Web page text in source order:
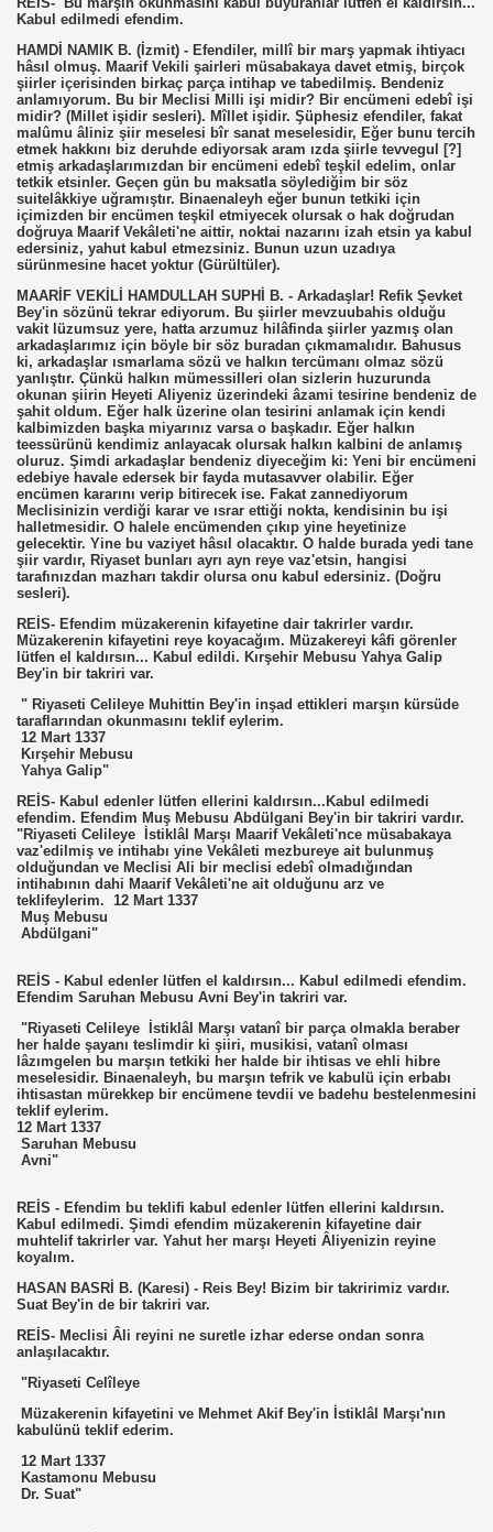
Kabul edilmedi efendim.
HAMDİ NAMIK B. (İzmit) - Efendiler, millî bir marş yapmak ihtiyacı
hâsıl olmuş. Maarif Vekili şairleri müsabakaya davet etmiş, birçok
şiirler içerisinden birkaç parça intihap ve tabedilmiş. Bendeniz
anlamıyorum. Bu bir Meclisi Milli işi midir? Bir encümeni edebî işi
midir? (Millet işidir sesleri). Mîllet işidir. Şüphesiz efendiler, fakat
malûmu âliniz şiir meselesi bîr sanat meselesidir, Eğer bunu tercih
etmek hakkını biz deruhde ediyorsak aram ızda şiirle tevvegul [?]
etmiş arkadaşlarımızdan bir encümeni edebî teşkil edelim, onlar
tetkik etsinler. Geçen gün bu maksatla söylediğim bir söz
suitelâkkiye uğramıştır. Binaenaleyh eğer bunun tetkiki için
içimizden bir encümen teşkil etmiyecek olursak o hak doğrudan
doğruya Maarif Vekâleti'ne aittir, noktai nazarını izah etsin ya kabul
edersiniz, yahut kabul etmezsiniz. Bunun uzun uzadıya
sürünmesine hacet yoktur (Gürültüler).
MAARİF VEKİLİ HAMDULLAH SUPHİ B. - Arkadaşlar! Refik Şevket
Bey'in sözünü tekrar ediyorum. Bu şiirler mevzuubahis olduğu
vakit lüzumsuz yere, hatta arzumuz hilâfinda şiirler yazmış olan
arkadaşlarımız için böyle bir söz buradan çıkmamalıdır. Bahusus
ki, arkadaşlar ısmarlama sözü ve halkın tercümanı olmaz sözü
yanlıştır. Çünkü halkın mümessilleri olan sizlerin huzurunda
okunan şiirin Heyeti Aliyeniz üzerindeki âzami tesirine bendeniz de
şahit oldum. Eğer halk üzerine olan tesirini anlamak için kendi
kalbimizden başka miyarınız varsa o başkadır. Eğer halkın
teessürünü kendimiz anlayacak olursak halkın kalbini de anlamış
oluruz. Şimdi arkadaşlar bendeniz diyeceğim ki: Yeni bir encümeni
edebiye havale edersek bir fayda mutasavver olabilir. Eğer
encümen kararını verip bitirecek ise. Fakat zannediyorum
Meclisinizin verdiği karar ve ısrar ettiği nokta, kendisinin bu işi
halletmesidir. O halele encümenden çıkıp yine heyetinize
gelecektir. Yine bu vaziyet hâsıl olacaktır. O halde burada yedi tane
şiir vardır, Riyaset bunları ayrı ayn reye vaz'etsin, hangisi
tarafınızdan mazharı takdir olursa onu kabul edersiniz. (Doğru
sesleri).
REİS- Efendim müzakerenin kifayetine dair takrirler vardır.
Müzakerenin kifayetini reye koyacağım. Müzakereyi kâfi görenler
lütfen el kaldırsın... Kabul edildi. Kırşehir Mebusu Yahya Galip
Bey'in bir takriri var.
" Riyaseti Celileye Muhittin Bey'in inşad ettikleri marşın kürsüde
taraflarından okunmasını teklif eylerim.
12 Mart 1337
Kırşehir Mebusu
Yahya Galip"
REİS- Kabul edenler lütfen ellerini kaldırsın...Kabul edilmedi
efendim. Efendim Muş Mebusu Abdülgani Bey'in bir takriri vardır.
"Riyaseti Celileye İstiklâl Marşı Maarif Vekâleti'nce müsabakaya
vaz'edilmiş ve intihabı yine Vekâleti mezbureye ait bulunmuş
olduğundan ve Meclisi Ali bir meclisi edebî olmadığından
intihabının dahi Maarif Vekâleti'ne ait olduğunu arz ve
teklifeylerim. 12 Mart 1337
Muş Mebusu
Abdülgani"
REİS - Kabul edenler lütfen el kaldırsın... Kabul edilmedi efendim.
Efendim Saruhan Mebusu Avni Bey'in takriri var.
"Riyaseti Celileye İstiklâl Marşı vatanî bir parça olmakla beraber
her halde şayanı teslimdir ki şiiri, musikisi, vatanî olması
lâzımgelen bu marşın tetkiki her halde bir ihtisas ve ehli hibre
meselesidir. Binaenaleyh, bu marşın tefrik ve kabulü için erbabı
ihtisastan mürekkep bir encümene tevdii ve badehu bestelenmesini
teklif eylerim.
12 Mart 1337
Saruhan Mebusu
Avni"
REİS - Efendim bu teklifi kabul edenler lütfen ellerini kaldırsın.
Kabul edilmedi. Şimdi efendim müzakerenin kifayetine dair
muhtelif takrirler var. Yahut her marşı Heyeti Âliyenizin reyine
koyalım.
HASAN BASRİ B. (Karesi) - Reis Bey! Bizim bir takririmiz vardır.
Suat Bey'in de bir takriri var.
REİS- Meclisi Âli reyini ne suretle izhar ederse ondan sonra
anlaşılacaktır.
"Riyaseti Celîleye
Müzakerenin kifayetini ve Mehmet Akif Bey'in İstiklâl Marşı'nın
kabulünü teklif ederim.
12 Mart 1337
Kastamonu Mebusu
Dr. Suat"